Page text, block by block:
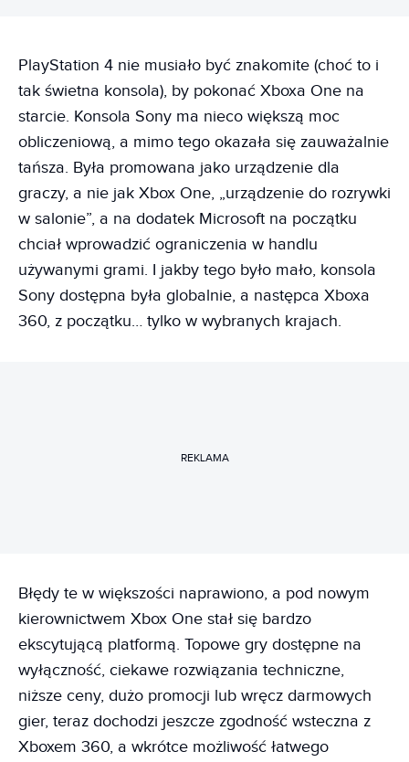
PlayStation 4 nie musiało być znakomite (choć to i
tak świetna konsola), by pokonać Xboxa One na
starcie. Konsola Sony ma nieco większą moc
obliczeniową, a mimo tego okazała się zauważalnie
tańsza. Była promowana jako urządzenie dla
graczy, a nie jak Xbox One, „urządzenie do rozrywki
w salonie”, a na dodatek Microsoft na początku
chciał wprowadzić ograniczenia w handlu
używanymi grami. I jakby tego było mało, konsola
Sony dostępna była globalnie, a następca Xboxa
360, z początku… tylko w wybranych krajach.
REKLAMA
Błędy te w większości naprawiono, a pod nowym
kierownictwem Xbox One stał się bardzo
ekscytującą platformą. Topowe gry dostępne na
wyłączność, ciekawe rozwiązania techniczne,
niższe ceny, dużo promocji lub wręcz darmowych
gier, teraz dochodzi jeszcze zgodność wsteczna z
Xboxem 360, a wkrótce możliwość łatwego